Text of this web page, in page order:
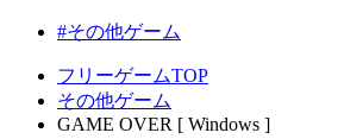
#その他ゲーム
フリーゲームTOP
その他ゲーム
GAME OVER [ Windows ]